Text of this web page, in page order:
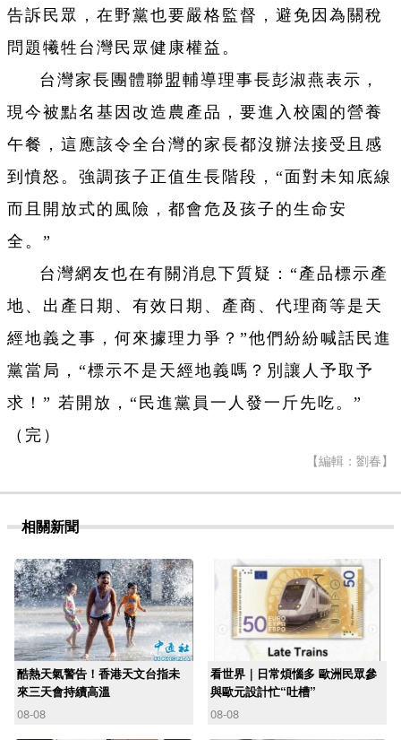
告訴民眾，在野黨也要嚴格監督，避免因為關稅
問題犧牲台灣民眾健康權益。
台灣家長團體聯盟輔導理事長彭淑燕表示，
現今被點名基因改造農產品，要進入校園的營養
午餐，這應該令全台灣的家長都沒辦法接受且感
到憤怒。強調孩子正值生長階段，“面對未知底線
而且開放式的風險，都會危及孩子的生命安
全。”
台灣網友也在有關消息下質疑：“產品標示產
地、出產日期、有效日期、產商、代理商等是天
經地義之事，何來據理力爭？”他們紛紛喊話民進
黨當局，“標示不是天經地義嗎？別讓人予取予
求！” 若開放，“民進黨員一人發一斤先吃。”
（完）
【編輯：劉春】
相關新聞
酷熱天氣警告！香港天文台指未
來三天會持續高溫
08-08
看世界｜日常煩惱多 歐洲民眾參
與歐元設計忙“吐槽”
08-08